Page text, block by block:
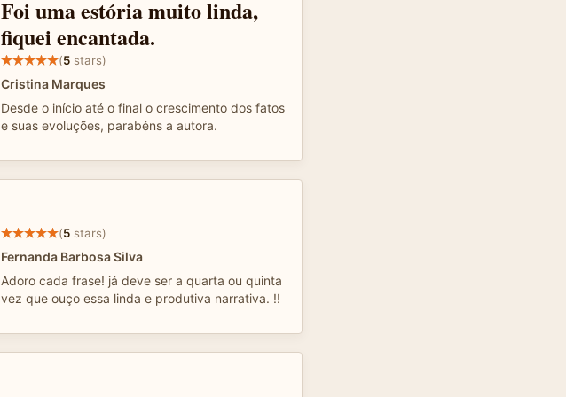
Foi uma estória muito linda,
fiquei encantada.
(5 stars)
Cristina Marques
Desde o início até o final o crescimento dos fatos
e suas evoluções, parabéns a autora.
(5 stars)
Fernanda Barbosa Silva
Adoro cada frase! já deve ser a quarta ou quinta
vez que ouço essa linda e produtiva narrativa. !!